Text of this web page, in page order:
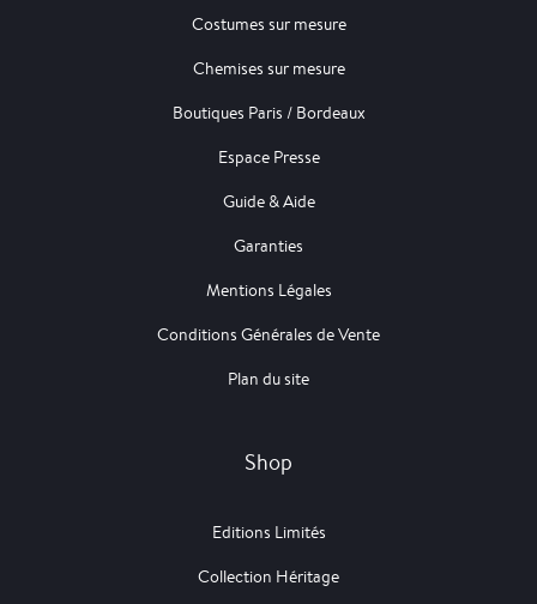
Costumes sur mesure
Chemises sur mesure
Boutiques Paris / Bordeaux
Espace Presse
Guide & Aide
Garanties
Mentions Légales
Conditions Générales de Vente
Plan du site
Shop
Editions Limités
Collection Héritage